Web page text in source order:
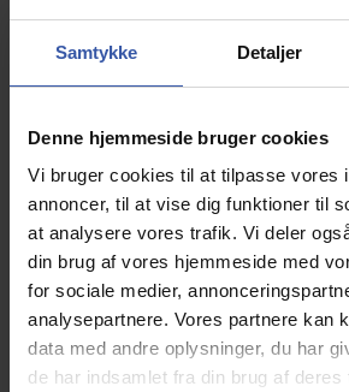
Samtykke Detaljer
Denne hjemmeside bruger cookies
Vi bruger cookies til at tilpasse vores
annoncer, til at vise dig funktioner til
at analysere vores trafik. Vi deler
din brug af vores hjemmeside med
for sociale medier,
analysepartnere. Vores partnere kan
data med andre oplysninger, du har
de har indsamlet fra din brug af deres
Vippefunktion
Drejefunktion
rug overfalde.
Sæde højden: 49,5 cm
Sæde dybde: 47 cm
Sæde bredde: 48 cm
Armlænshøjde fra gulv: 64,5 cm
Vægt: 10,5 kg.
Max vægt 110 kg.
Rengøring: Fugtig klud eller
Mål H: 94cm B: 61 cm D: 67 cm.
Leveres u-samlet med 2 stk. i hver
Vægt pr. kasse 24 kg